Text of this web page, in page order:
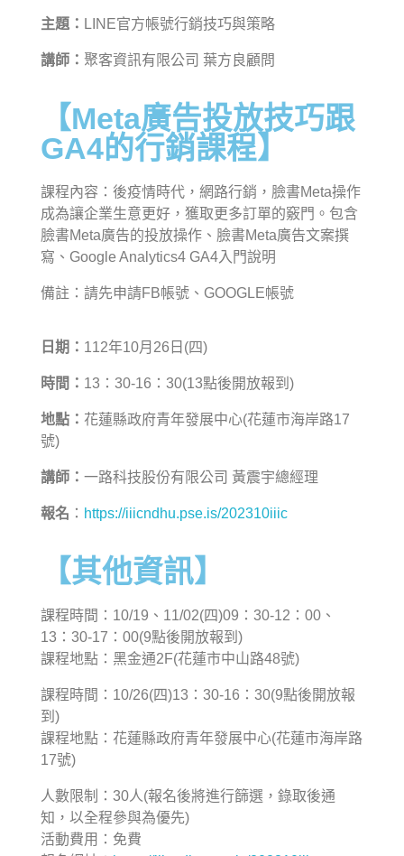
主題： LINE官方帳號行銷技巧與策略
講師： 聚客資訊有限公司 葉方良顧問
【Meta廣告投放技巧跟
GA4的行銷課程】
課程內容：後疫情時代，網路行銷，臉書Meta操作
成為讓企業生意更好，獲取更多訂單的竅門。包含
臉書Meta廣告的投放操作、臉書Meta廣告文案撰
寫、Google Analytics4 GA4入門說明
備註：請先申請FB帳號、GOOGLE帳號
日期： 112年10月26日(四)
時間： 13：30-16：30(13點後開放報到)
地點： 花蓮縣政府青年發展中心(花蓮市海岸路17
號)
講師： 一路科技股份有限公司 黃震宇總經理
報名 ： https://iiicndhu.pse.is/202310iiic
【其他資訊】
課程時間：10/19、11/02(四)09：30-12：00、
13：30-17：00(9點後開放報到)
課程地點：黑金通2F(花蓮市中山路48號)
課程時間：10/26(四)13：30-16：30(9點後開放報
到)
課程地點：花蓮縣政府青年發展中心(花蓮市海岸路
17號)
人數限制：30人(報名後將進行篩選，錄取後通
知，以全程參與為優先)
活動費用：免費